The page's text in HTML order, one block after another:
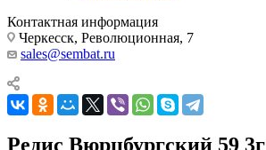
Контактная информация
Черкесск, Революционная, 7
sales@sembat.ru
Редис Вюрцбургский 59 3г